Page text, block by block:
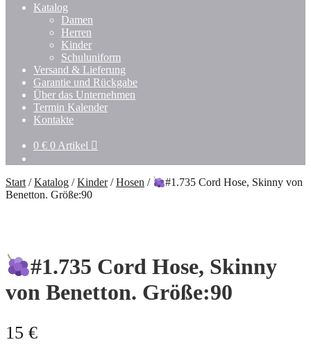
Katalog
Damen
Herren
Kinder
Schuluniform
Versand & Lieferung
Garantie und Rückgabe
Über das Unternehmen
Termin Kalender
Kontakte
0 € 0 Artikel
Start /Katalog /Kinder/Hosen /
#1.735 Cord Hose, Skinny von
Benetton. Größe:90
#1.735 Cord Hose, Skinny
von Benetton. Größe:90
15 €